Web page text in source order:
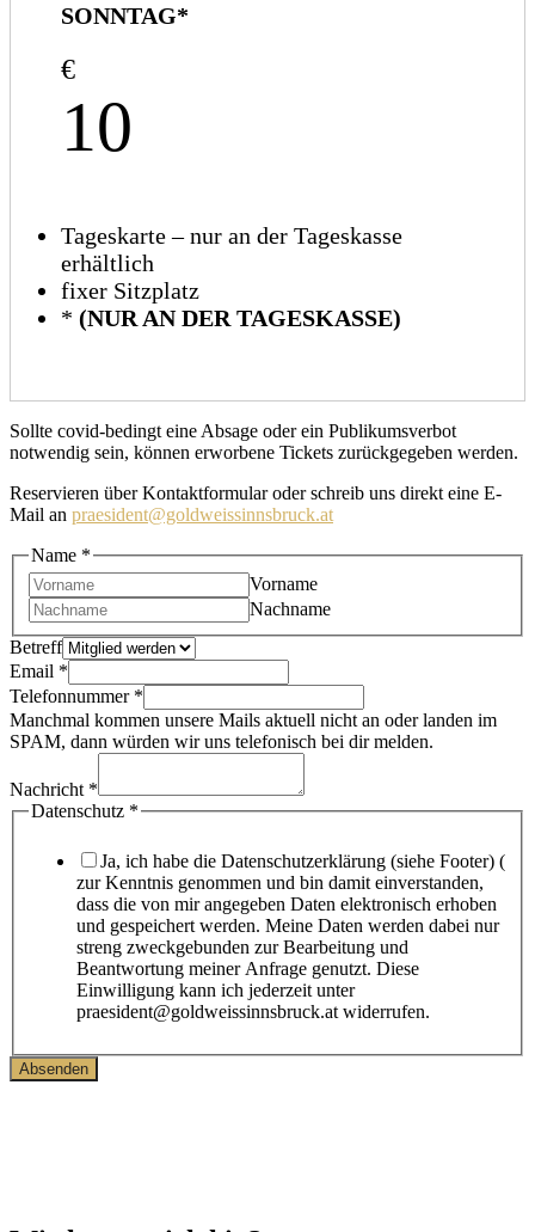
SONNTAG*
€
10
Tageskarte – nur an der Tageskasse
erhältlich
fixer Sitzplatz
* (NUR AN DER TAGESKASSE)
Sollte covid-bedingt eine Absage oder ein Publikumsverbot
notwendig sein, können erworbene Tickets zurückgegeben werden.
Reservieren über Kontaktformular oder schreib uns direkt eine E-
Mail an praesident@goldweissinnsbruck.at
Name *
Vorname
Nachname
Betreff
Email *
Telefonnummer *
Manchmal kommen unsere Mails aktuell nicht an oder landen im
SPAM, dann würden wir uns telefonisch bei dir melden.
Nachricht *
Datenschutz *
Ja, ich habe die Datenschutzerklärung (siehe Footer) (
zur Kenntnis genommen und bin damit einverstanden,
dass die von mir angegeben Daten elektronisch erhoben
und gespeichert werden. Meine Daten werden dabei nur
streng zweckgebunden zur Bearbeitung und
Beantwortung meiner Anfrage genutzt. Diese
Einwilligung kann ich jederzeit unter
praesident@goldweissinnsbruck.at widerrufen.
Absenden